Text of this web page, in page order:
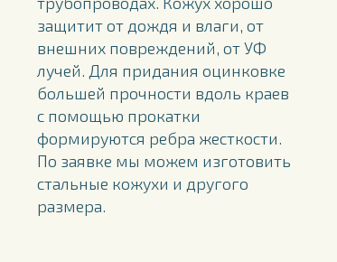
защитит от дождя и влаги, от
внешних повреждений, от УФ
лучей. Для придания оцинковке
большей прочности вдоль краев
с помощью прокатки
формируются ребра жесткости.
По заявке мы можем изготовить
стальные кожухи и другого
размера.